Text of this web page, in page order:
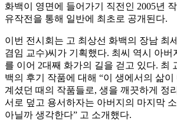
화백이 영면에 들어가기 직전인 2005년
유작전을 통해 일반에 최초로 공개된다.
이번 전시회는 고 최상선 화백의 장남 최
겸임 교수)씨가 기획했다. 최씨 역시 아버
를 이어 2대째 화가의 길을 걷고 있다. 최
백의 후기 작품에 대해 “이 생에서의 삶
계셨던 때의 작품들로, 생을 깨끗하게 정
서로 덮고 용서하자는 아버지의 마지막
아닐까 생각한다” 고 소개했다.